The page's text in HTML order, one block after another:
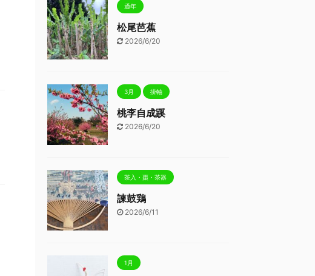
通年
松尾芭蕉
2026/6/20
3月 掛軸
桃李自成蹊
2026/6/20
茶入・棗・茶器
諫鼓鶏
2026/6/11
1月